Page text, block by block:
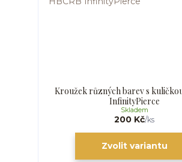
Kroužek různých barev s
InfinityPierce
200 Kč/ks
Skladem
Zvolit variantu